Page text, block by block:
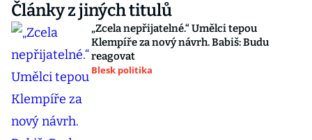
Články z jiných titulů
„Zcela nepřijatelné.“ Umělci tepou
Klempíře za nový návrh. Babiš: Budu
reagovat
Blesk politika